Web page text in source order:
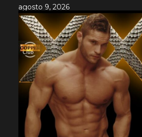
agosto 9, 2026